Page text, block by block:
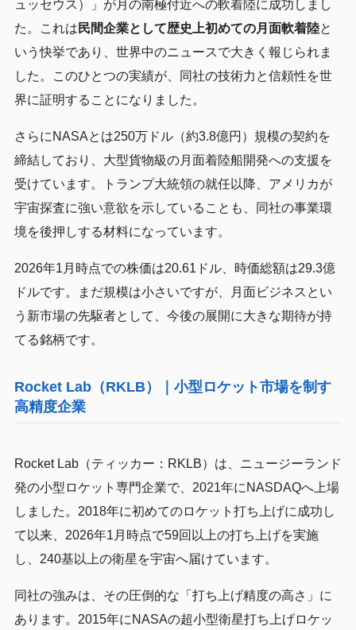
ュッセウス）」が月の南極付近への軟着陸に成功しまし
た。これは 民間企業として歴史上初めての月面軟着陸と
いう快挙であり、世界中のニュースで大きく報じられま
した。このひとつの実績が、同社の技術力と信頼性を世
界に証明することになりました。
さらにNASAとは250万ドル（約3.8億円）規模の契約を
締結しており、大型貨物級の月面着陸船開発への支援を
受けています。トランプ大統領の就任以降、アメリカが
宇宙探査に強い意欲を示していることも、同社の事業環
境を後押しする材料になっています。
2026年1月時点での株価は20.61ドル、時価総額は29.3億
ドルです。まだ規模は小さいですが、月面ビジネスとい
う新市場の先駆者として、今後の展開に大きな期待が持
てる銘柄です。
Rocket Lab（RKLB）｜小型ロケット市場を制す
高精度企業
Rocket Lab（ティッカー：RKLB）は、ニュージーランド
発の小型ロケット専門企業で、2021年にNASDAQへ上場
しました。2018年に初めてのロケット打ち上げに成功し
て以来、2026年1月時点で59回以上の打ち上げを実施
し、240基以上の衛星を宇宙へ届けています。
同社の強みは、その圧倒的な「打ち上げ精度の高さ」に
あります。2015年にNASAの超小型衛星打ち上げロケッ